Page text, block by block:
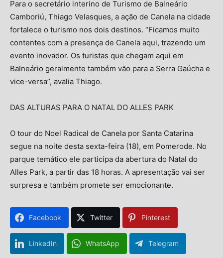
Para o secretário interino de Turismo de Balneário
Camboriú, Thiago Velasques, a ação de Canela na cidade
fortalece o turismo nos dois destinos. “Ficamos muito
contentes com a presença de Canela aqui, trazendo um
evento inovador. Os turistas que chegam aqui em
Balneário geralmente também vão para a Serra Gaúcha e
vice-versa”, avalia Thiago.
DAS ALTURAS PARA O NATAL DO ALLES PARK
O tour do Noel Radical de Canela por Santa Catarina
segue na noite desta sexta-feira (18), em Pomerode. No
parque temático ele participa da abertura do Natal do
Alles Park, a partir das 18 horas. A apresentação vai ser
surpresa e também promete ser emocionante.
Facebook Twitter Pinterest
LinkedIn WhatsApp Telegram